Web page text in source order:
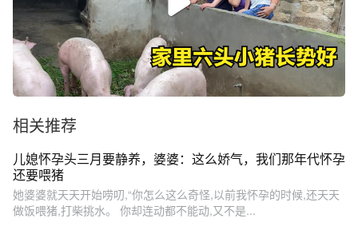
相关推荐
儿媳怀孕头三月要静养，婆婆：这么娇气，我们那年代怀孕
还要喂猪
她婆婆就天天开始唠叨,“你怎么这么奇怪,以前我怀孕的时候,还天天
做饭喂猪,打柴挑水。 你却连动都不能动,又不是...